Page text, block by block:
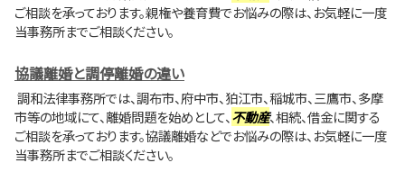
ご相談を承っております。親権や養育費でお悩みの際は、お気軽に一度
当事務所までご相談ください。
協議離婚と調停離婚の違い
調和法律事務所では、調布市、府中市、狛江市、稲城市、三鷹市、多摩
市等の地域にて、離婚問題を始めとして、不動産、相続、借金に関する
ご相談を承っております。協議離婚などでお悩みの際は、お気軽に一度
当事務所までご相談ください。